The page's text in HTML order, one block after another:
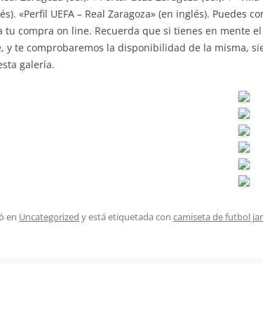
«Perfil UEFA – Real Zaragoza» (en inglés).
compra on line. Recuerda que si tienes en mente
y te comprobaremos la disponibilidad de la misma,
galería.
en Uncategorized y está etiquetada con camiseta de futbol